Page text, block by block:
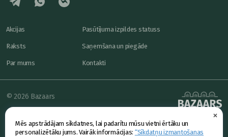
×
Mēs apstrādājam sīkdatnes, lai padarītu mūsu vietni ērtāku un
personalizētāku jums. Vairāk informācijas: “Sīkdatņu izmantošanas
Akcijas
Raksts
Par mums
Pasūtījuma izpildes statuss
Saņemšana un piegāde
Kontakti
powered by
© 2026 Bazaars
Konfidencialitāte
Piedāvājums